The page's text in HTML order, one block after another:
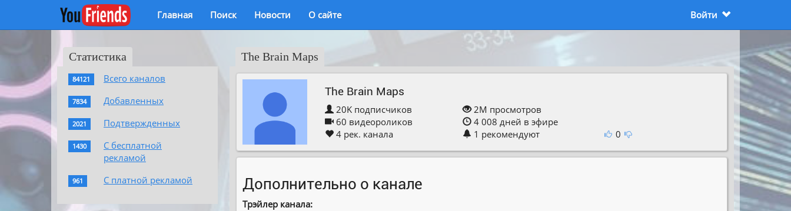
Главная Поиск Новости О сайте Войти
Статистика
84121 Всего каналов
7834 Добавленных
2021 Подтвержденных
1430
С бесплатной
рекламой
961 С платной рекламой
The Brain Maps
The Brain Maps
20K подписчиков
60 видеороликов
4 рек. канала
2M просмотров
4 008дней в эфире
1 рекомендуют 0
Дополнительно о канале
Трэйлер канала: